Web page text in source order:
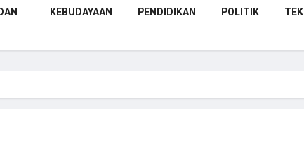
KEBUDAYAAN PENDIDIKAN POLITIK